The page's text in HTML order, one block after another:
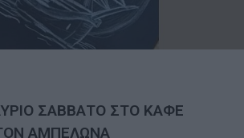
ΣΑΒΒΑΤΟ ΣΤΟ ΚΑΦΕ
ΑΜΠΕΛΩΝΑ